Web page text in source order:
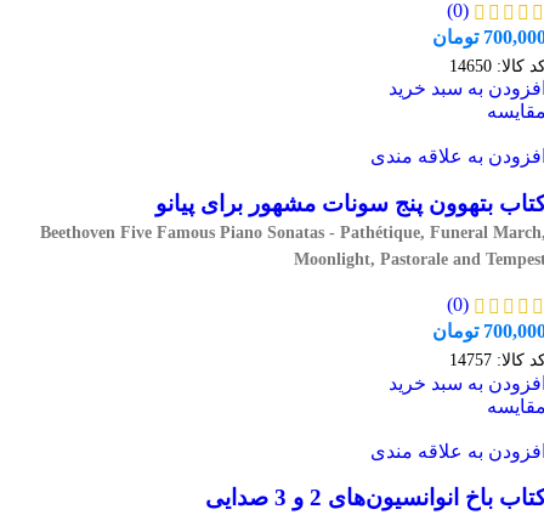
(0)
تومان
کالا: 14650
به سبد خرید
به علاقه مندی
بتهوون پنج سونات مشهور برای پیانو
Beethoven Five Famous Piano Sonatas - Pathétique, Funeral
Moonlight, Pastorale and
(0)
تومان
کالا: 14757
به سبد خرید
به علاقه مندی
باخ انوانسیون‌های 2 و 3 صدایی